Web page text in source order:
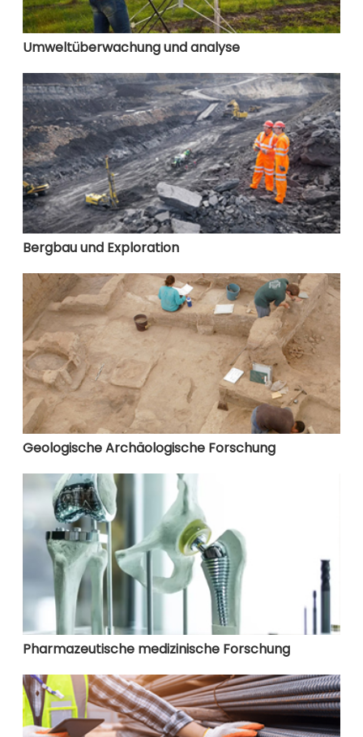
Umweltüberwachung und analyse
Bergbau und Exploration
Geologische Archäologische Forschung
Pharmazeutische medizinische Forschung